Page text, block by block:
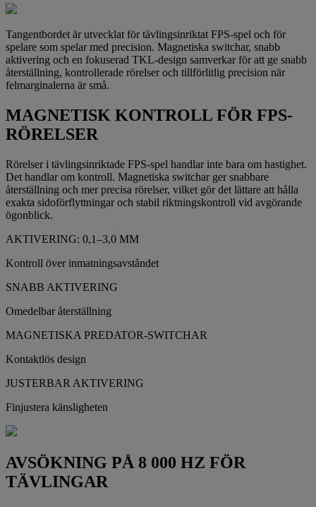
Tangentbordet är utvecklat för tävlingsinriktat FPS-spel och för
spelare som spelar med precision. Magnetiska switchar, snabb
aktivering och en fokuserad TKL-design samverkar för att ge snabb
återställning, kontrollerade rörelser och tillförlitlig precision när
felmarginalerna är små.
MAGNETISK KONTROLL FÖR FPS-
RÖRELSER
Rörelser i tävlingsinriktade FPS-spel handlar inte bara om hastighet.
Det handlar om kontroll. Magnetiska switchar ger snabbare
återställning och mer precisa rörelser, vilket gör det lättare att hålla
exakta sidoförflyttningar och stabil riktningskontroll vid avgörande
ögonblick.
AKTIVERING: 0,1–3,0 MM
Kontroll över inmatningsavståndet
SNABB AKTIVERING
Omedelbar återställning
MAGNETISKA PREDATOR-SWITCHAR
Kontaktlös design
JUSTERBAR AKTIVERING
Finjustera känsligheten
AVSÖKNING PÅ 8 000 HZ FÖR
TÄVLINGAR